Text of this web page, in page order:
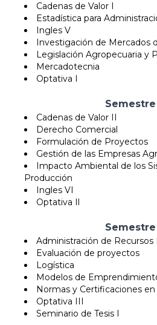
Cadenas de Valor I
Estadística para
Ingles V
Investigación de Mercados
Legislación Agropecuaria y
Mercadotecnia
Optativa I
Cadenas de Valor II
Derecho Comercial
Formulación de Proyectos
Gestión de las Empresas
Impacto Ambiental de los
Producción
Ingles VI
Optativa Il
Administración de Recursos
Evaluación de proyectos
Logística
Modelos de
Normas y Certificaciones
Optativa III
Seminario de Tesis I